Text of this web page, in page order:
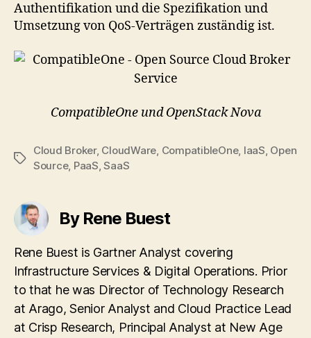
Authentifikation und die Spezifikation und
Umsetzung von QoS-Verträgen zuständig ist.
CompatibleOne und OpenStack Nova
Tags
Cloud Broker, CloudWare, CompatibleOne, IaaS, Open
Source, PaaS,SaaS
By Rene Buest
Rene Buest is Gartner Analyst covering
Infrastructure Services & Digital Operations. Prior
to that he was Director of Technology Research
at Arago, Senior Analyst and Cloud Practice Lead
at Crisp Research, Principal Analyst at New Age